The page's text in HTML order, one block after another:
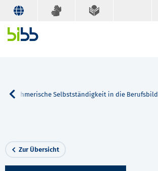
Selbstständigkeit in die
Zur Übersicht